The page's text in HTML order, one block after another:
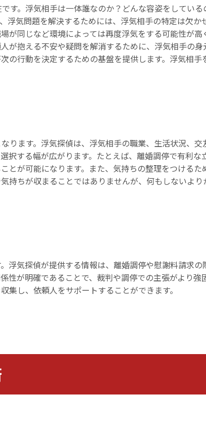
す。浮気相手は一体誰なのか？どんな容姿をしてい
浮気問題を解決するためには、浮気相手の特定は欠
が同じなど環境によっては再度浮気をする可能性が
が抱える不安や疑問を解消するために、浮気相手の
の行動を決定するための基盤を提供します。浮気相
ります。浮気探偵は、浮気相手の職業、生活状況、
択する幅が広がります。たとえば、離婚調停で有利
とが可能になります。また、気持ちの整理をつける
持ちが収まることではありませんが、何もしないよ
浮気探偵が提供する情報は、離婚調停や慰謝料請求
性が明確であることで、裁判や調停での主張がより
集し、依頼人をサポートすることができます。